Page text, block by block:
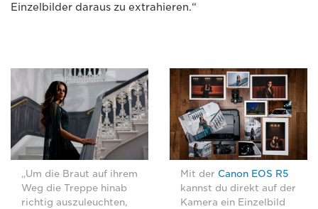
Einzelbilder daraus zu extrahieren.“
„Um die Braut auf ihrem
Weg die Treppe hinab
richtig auszuleuchten,
Mit der Canon EOS R5
kannst du direkt auf der
Kamera ein Einzelbild